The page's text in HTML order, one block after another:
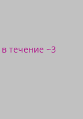
в течение ~3